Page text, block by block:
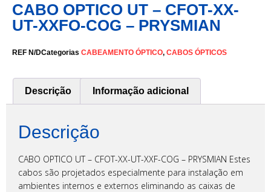
CABO OPTICO UT – CFOT-XX-
UT-XXFO-COG – PRYSMIAN
REF N/DCategorias CABEAMENTO ÓPTICO, CABOS ÓPTICOS
Descrição Informação adicional
Descrição
CABO OPTICO UT – CFOT-XX-UT-XXF-COG – PRYSMIAN Estes
cabos são projetados especialmente para instalação em
ambientes internos e externos eliminando as caixas de